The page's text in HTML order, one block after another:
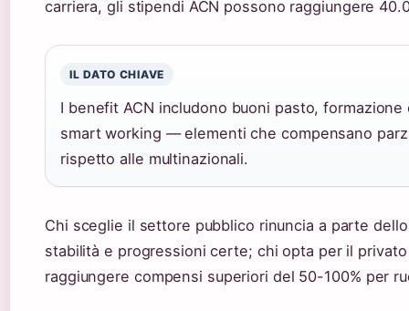
carriera, gli stipendi ACN possono raggiungere
IL DATO CHIAVE
I benefit ACN includono buoni pasto,
smart working — elementi che compensano
rispetto alle multinazionali.
Chi sceglie il settore pubblico rinuncia a parte
stabilità e progressioni certe; chi opta per il
raggiungere compensi superiori del 50-100% per